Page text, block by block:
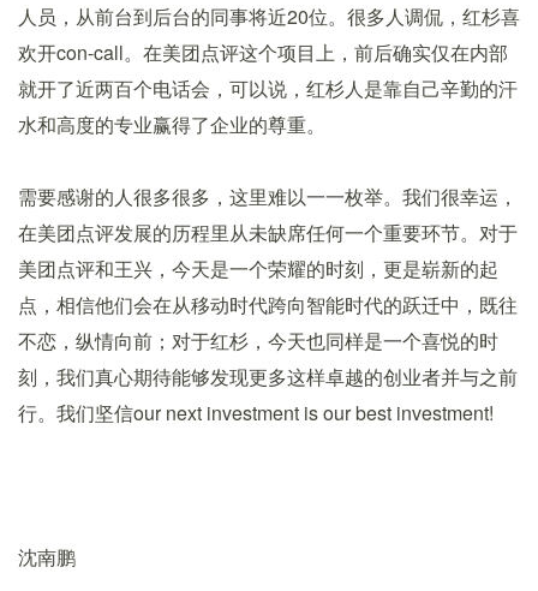
人员，从前台到后台的同事将近20位。很多人调侃，红杉喜
欢开con-call。在美团点评这个项目上，前后确实仅在内部
就开了近两百个电话会，可以说，红杉人是靠自己辛勤的汗
水和高度的专业赢得了企业的尊重。
需要感谢的人很多很多，这里难以一一枚举。我们很幸运，
在美团点评发展的历程里从未缺席任何一个重要环节。对于
美团点评和王兴，今天是一个荣耀的时刻，更是崭新的起
点，相信他们会在从移动时代跨向智能时代的跃迁中，既往
不恋，纵情向前；对于红杉，今天也同样是一个喜悦的时
刻，我们真心期待能够发现更多这样卓越的创业者并与之前
行。我们坚信our next investment is our best investment!
沈南鹏